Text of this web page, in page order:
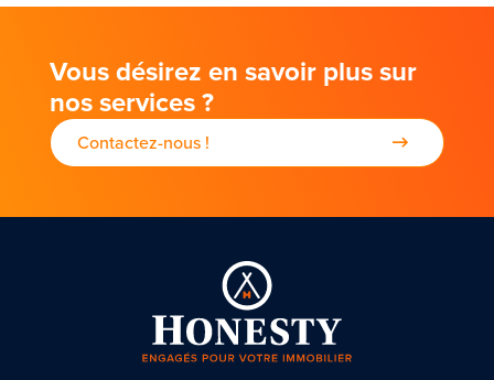
Vous désirez en savoir plus sur
nos services ?
Contactez-nous !